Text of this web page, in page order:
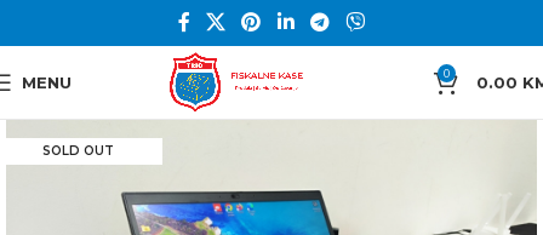
MENU 0 0.00
SOLD OUT